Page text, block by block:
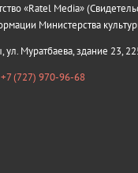
«Ratel Media»
Министерства
ул. Муратбаева, здание 23,
+7 (727) 970-96-68